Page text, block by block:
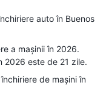
auto în Buenos
a mașinii în 2026.
2026 este de 21 zile.
de mașini în